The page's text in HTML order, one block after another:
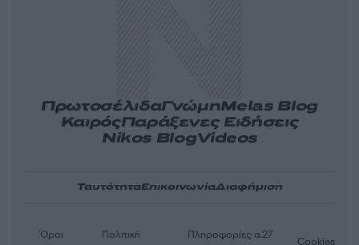
ΠρωτοσέλιδαΓνώμηMelas Blog
ΚαιρόςΠαράξενες Ειδήσεις
Nikos BlogVideos
ΤαυτότηταΕπικοινωνίαΔιαφήμιση
Όροι
Πολιτική
Πληροφορίες α.27
Cookies